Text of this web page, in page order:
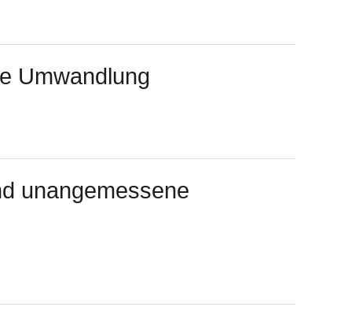
Umwandlung
unangemessene